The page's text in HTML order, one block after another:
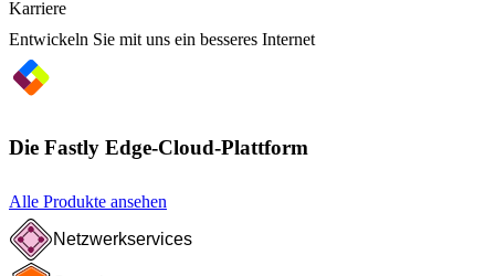
Karriere
Entwickeln Sie mit uns ein besseres Internet
Die Fastly Edge-Cloud-Plattform
Alle Produkte ansehen
Netzwerkservices